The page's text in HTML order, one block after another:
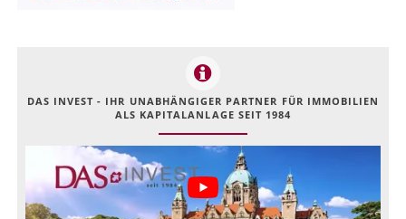
DAS INVEST - IHR UNABHÄNGIGER PARTNER FÜR IMMOBILIEN
ALS KAPITALANLAGE SEIT 1984